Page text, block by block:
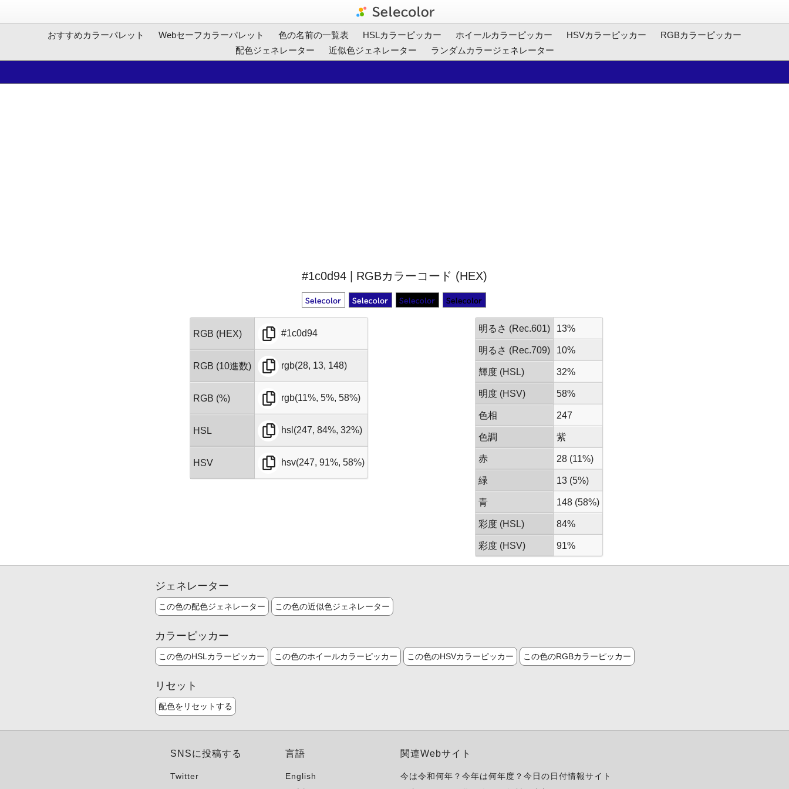
おすすめカラーパレット Webセーフカラーパレット 色の名前の一覧表 HSLカラーピッカー ホイールカラーピッカー HSVカラーピッカー
RGBカラーピッカー
配色ジェネレーター
近似色ジェネレーター ランダムカラージェネレーター
#1c0d94 | RGBカラーコード (HEX)
RGB (HEX) #1c0d94
RGB (10進数) rgb(28, 13, 148)
RGB (%) rgb(11%, 5%, 58%)
HSL hsl(247, 84%, 32%)
HSV hsv(247, 91%, 58%)
明るさ (Rec.601) 13%
明るさ (Rec.709) 10%
輝度 (HSL) 32%
明度 (HSV) 58%
色相 247
色調 紫
赤 28 (11%)
緑 13 (5%)
青 148 (58%)
彩度 (HSL) 84%
彩度 (HSV) 91%
ジェネレーター
この色の配色ジェネレーター この色の近似色ジェネレーター
カラーピッカー
この色のHSLカラーピッカー この色のホイールカラーピッカー この色のHSVカラーピッカー この色のRGBカラーピッカー
リセット
配色をリセットする
SNSに投稿する
Twitter
言語
English
関連Webサイト
今は令和何年？今年は何年度？今日の日付情報サイト